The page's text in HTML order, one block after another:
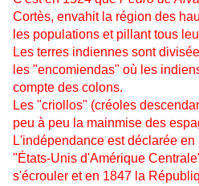
Cortès, envahit la région des
les populations et pillant tous
Les terres indiennes sont
les "encomiendas" où les
compte des colons.
Les "criollos" (créoles
peu à peu la mainmise des
L'indépendance est déclarée
"États-Unis d'Amérique
s'écrouler et en 1847 la